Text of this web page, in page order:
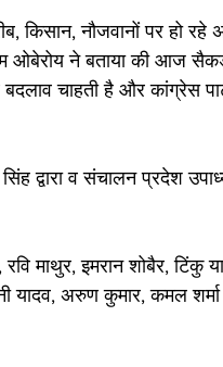
किसान, नौजवानों पर हो
ओबेरोय ने बताया की आज
चाहती है और कांग्रेस
द्वारा व संचालन प्रदेश
माथुर, इमरान शोबैर, टिंकु
यादव, अरुण कुमार, कमल